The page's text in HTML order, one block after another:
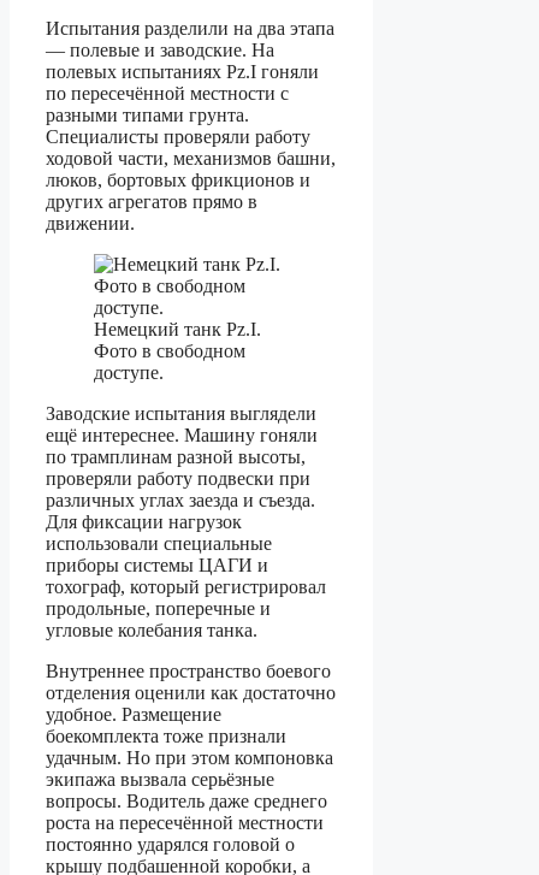
Испытания разделили на два этапа
— полевые и заводские. На
полевых испытаниях Pz.I гоняли
по пересечённой местности с
разными типами грунта.
Специалисты проверяли работу
ходовой части, механизмов башни,
люков, бортовых фрикционов и
других агрегатов прямо в
движении.
Немецкий танк Pz.I.
Фото в свободном
доступе.
Заводские испытания выглядели
ещё интереснее. Машину гоняли
по трамплинам разной высоты,
проверяли работу подвески при
различных углах заезда и съезда.
Для фиксации нагрузок
использовали специальные
приборы системы ЦАГИ и
тохограф, который регистрировал
продольные, поперечные и
угловые колебания танка.
Внутреннее пространство боевого
отделения оценили как достаточно
удобное. Размещение
боекомплекта тоже признали
удачным. Но при этом компоновка
экипажа вызвала серьёзные
вопросы. Водитель даже среднего
роста на пересечённой местности
постоянно ударялся головой о
крышу подбашенной коробки, а